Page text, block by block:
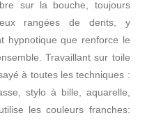
sur la bouche, toujours
rangées de dents, y
hypnotique que renforce le
Travaillant sur toile
à toutes les techniques :
stylo à bille, aquarelle,
les couleurs franches: